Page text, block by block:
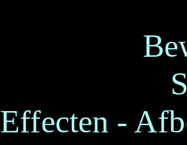
Effecten -